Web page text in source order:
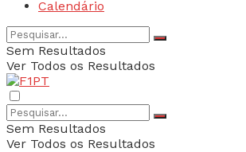
Calendário
Sem Resultados
Ver Todos os Resultados
Sem Resultados
Ver Todos os Resultados